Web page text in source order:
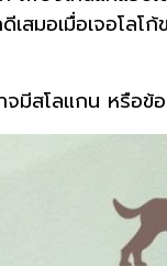
สมอเมื่อเจอโลโ
จมีสโลแกน หรือข้